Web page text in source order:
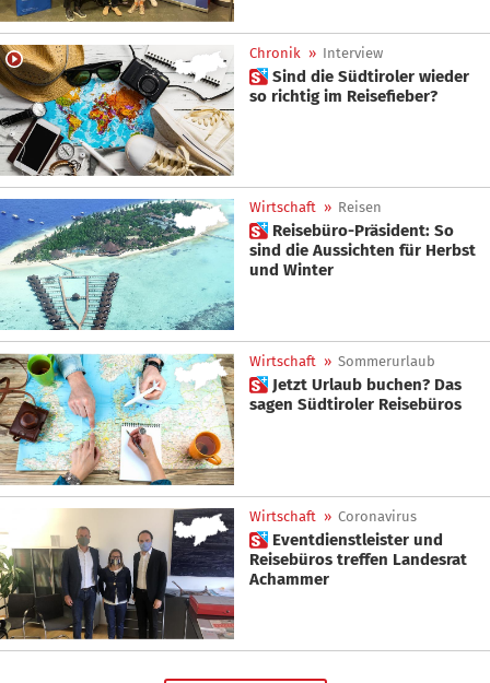
Chronik » Interview
 Sind die Südtiroler wieder
so richtig im Reisefieber?
Wirtschaft » Reisen
 Reisebüro-Präsident: So
sind die Aussichten für Herbst
und Winter
Wirtschaft » Sommerurlaub
 Jetzt Urlaub buchen? Das
sagen Südtiroler Reisebüros
Wirtschaft » Coronavirus
 Eventdienstleister und
Reisebüros treffen Landesrat
Achammer